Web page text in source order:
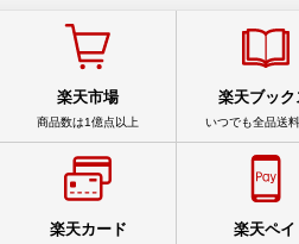
楽天市場
商品数は1億点以上
楽天ブック
いつでも全品送
楽天カード 楽天ペイ